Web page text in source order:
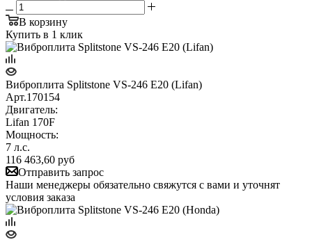
В корзину
Купить в 1 клик
Виброплита Splitstone VS-246 E20 (Lifan)
Арт.170154
Двигатель:
Lifan 170F
Мощность:
7 л.с.
116 463,60 руб
Отправить запрос
Наши менеджеры обязательно свяжутся с вами и уточнят
условия заказа